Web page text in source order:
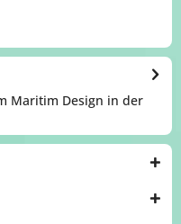
Maritim Design in der